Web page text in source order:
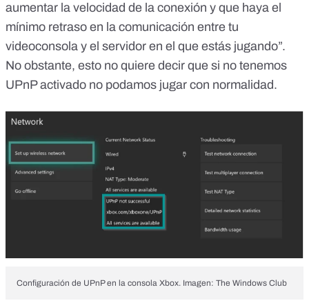
aumentar la velocidad de la conexión y que haya el
mínimo retraso en la comunicación entre tu
videoconsola y el servidor en el que estás jugando”.
No obstante, esto no quiere decir que si no tenemos
UPnP activado no podamos jugar con normalidad.
Configuración de UPnP en la consola Xbox. Imagen: The Windows Club